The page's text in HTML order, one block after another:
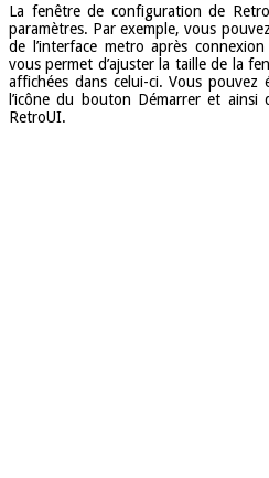
La fenêtre de configuration de
paramètres. Par exemple, vous
de l’interface metro après
vous permet d’ajuster la taille de la
affichées dans celui-ci. Vous pouvez
l’icône du bouton Démarrer et
RetroUI.